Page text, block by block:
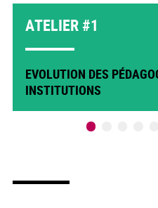
ATELIER #1
EVOLUTION DES
INSTITUTIONS